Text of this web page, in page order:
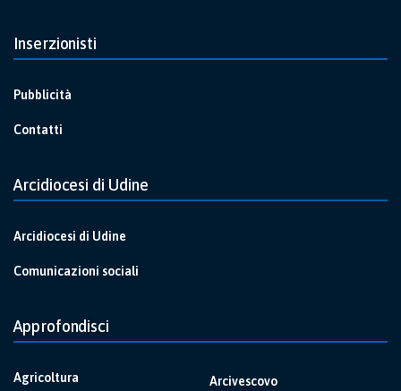
Inserzionisti
Pubblicità
Contatti
Arcidiocesi di Udine
Arcidiocesi di Udine
Comunicazioni sociali
Approfondisci
Agricoltura Arcivescovo